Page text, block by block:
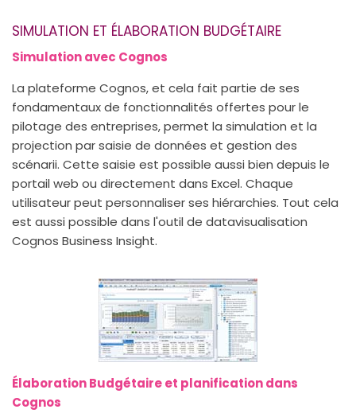
SIMULATION ET ÉLABORATION BUDGÉTAIRE
Simulation avec Cognos
La plateforme Cognos, et cela fait partie de ses
fondamentaux de fonctionnalités offertes pour le
pilotage des entreprises, permet la simulation et la
projection par saisie de données et gestion des
scénarii. Cette saisie est possible aussi bien depuis le
portail web ou directement dans Excel. Chaque
utilisateur peut personnaliser ses hiérarchies. Tout cela
est aussi possible dans l'outil de datavisualisation
Cognos Business Insight.
Élaboration Budgétaire et planification dans
Cognos